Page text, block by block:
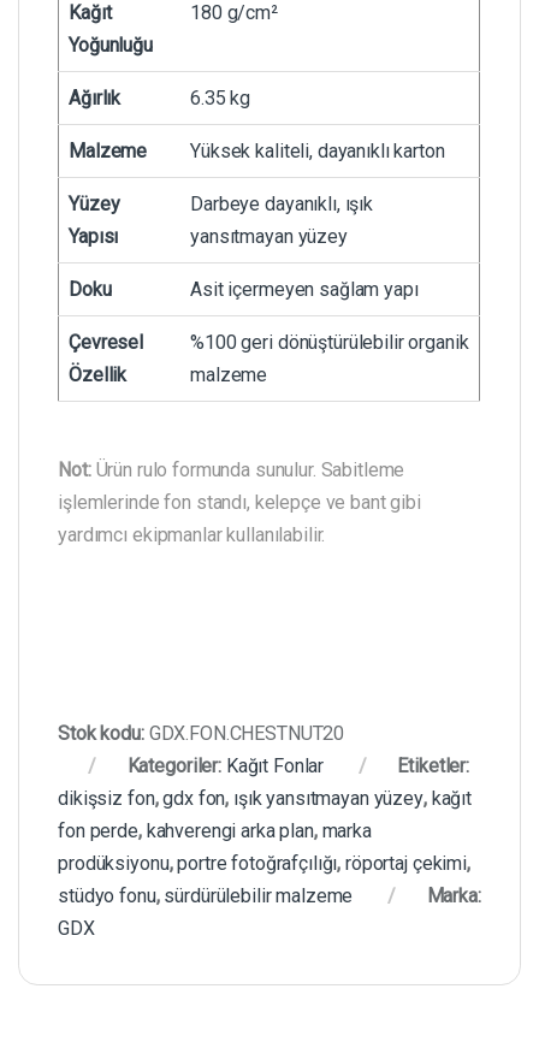
Kağıt
Yoğunluğu
180 g/cm²
Ağırlık 6.35 kg
Malzeme Yüksek kaliteli, dayanıklı karton
Yüzey
Yapısı
Darbeye dayanıklı, ışık
yansıtmayan yüzey
Doku Asit içermeyen sağlam yapı
Çevresel
Özellik
%100 geri dönüştürülebilir organik
malzeme
Not:Ürün rulo formunda sunulur. Sabitleme
işlemlerinde fon standı, kelepçe ve bant gibi
yardımcı ekipmanlar kullanılabilir.
Stok kodu: GDX.FON.CHESTNUT20
Kategoriler: Kağıt Fonlar
Etiketler:
dikişsiz fon,gdx fon, ışık yansıtmayan yüzey, kağıt
fon perde, kahverengi arka plan, marka
prodüksiyonu,portre fotoğrafçılığı,röportaj çekimi,
stüdyo fonu, sürdürülebilir malzeme
Marka:
GDX